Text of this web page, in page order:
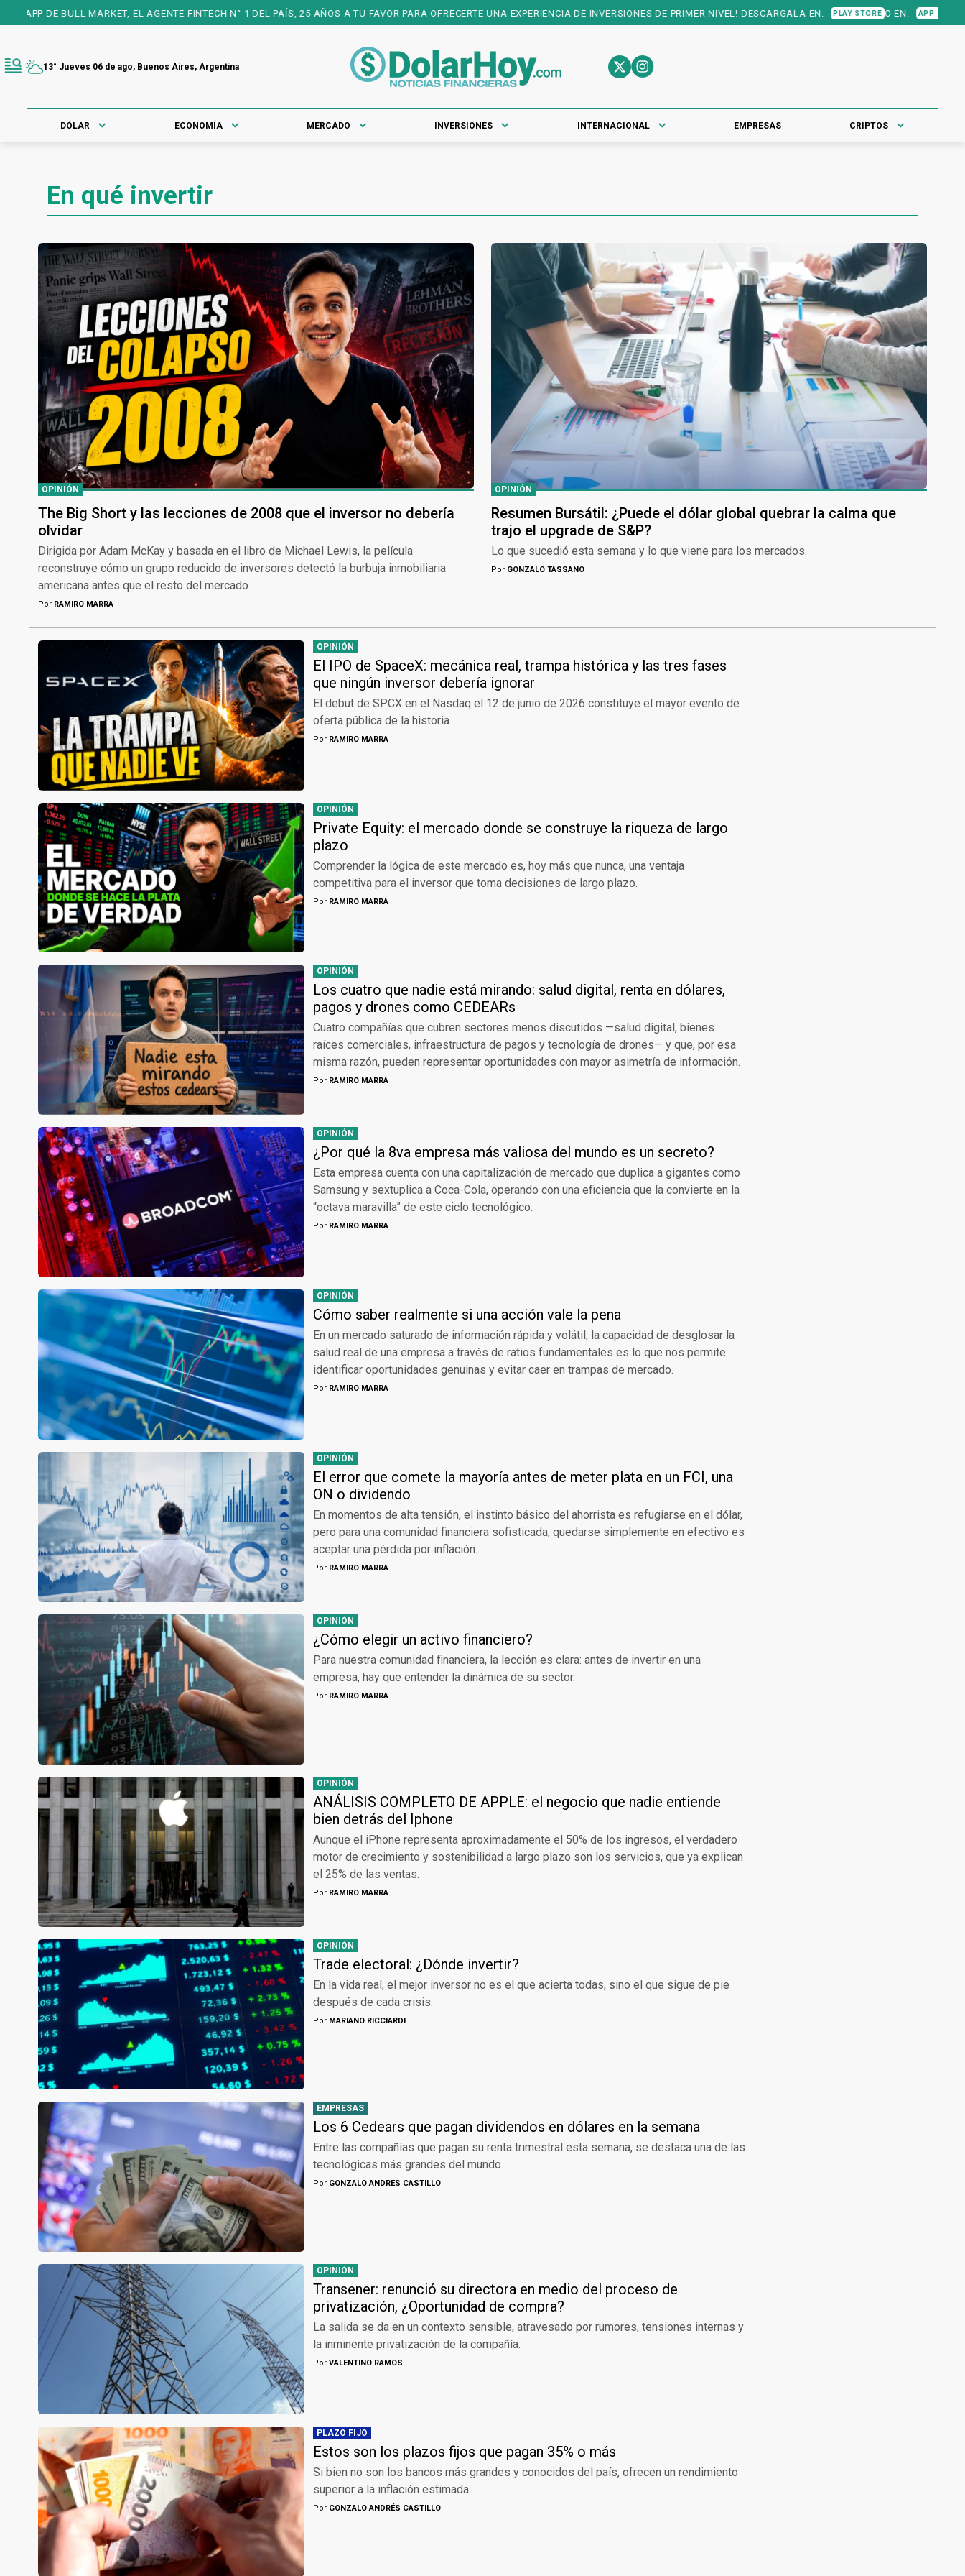
EL AGENTE FINTECH N° 1 DEL PAÍS, 25 AÑOS A TU FAVOR PARA OFRECERTE UNA EXPERIENCIA DE INVERSIONES DE PRIMER NIVEL! DESCARGALA EN: PLAY STORE O EN: APP STORE
13° Jueves 06 de ago, Buenos Aires, Argentina
DÓLAR ECONOMÍA MERCADO INVERSIONES INTERNACIONAL EMPRESAS CRIPTOS
En qué invertir
OPINIÓN
The Big Short y las lecciones de 2008 que el inversor no debería
olvidar
Dirigida por Adam McKay y basada en el libro de Michael Lewis, la película
reconstruye cómo un grupo reducido de inversores detectó la burbuja inmobiliaria
americana antes que el resto del mercado.
Por RAMIRO MARRA
OPINIÓN
Resumen Bursátil: ¿Puede el dólar global quebrar la calma que
trajo el upgrade de S&P?
Lo que sucedió esta semana y lo que viene para los mercados.
Por GONZALO TASSANO
OPINIÓN
El IPO de SpaceX: mecánica real, trampa histórica y las tres fases
que ningún inversor debería ignorar
El debut de SPCX en el Nasdaq el 12 de junio de 2026 constituye el mayor evento de
oferta pública de la historia.
Por RAMIRO MARRA
OPINIÓN
Private Equity: el mercado donde se construye la riqueza de largo
plazo
Comprender la lógica de este mercado es, hoy más que nunca, una ventaja
competitiva para el inversor que toma decisiones de largo plazo.
Por RAMIRO MARRA
OPINIÓN
Los cuatro que nadie está mirando: salud digital, renta en dólares,
pagos y drones como CEDEARs
Cuatro compañías que cubren sectores menos discutidos —salud digital, bienes
raíces comerciales, infraestructura de pagos y tecnología de drones— y que, por esa
misma razón, pueden representar oportunidades con mayor asimetría de información.
Por RAMIRO MARRA
OPINIÓN
¿Por qué la 8va empresa más valiosa del mundo es un secreto?
Esta empresa cuenta con una capitalización de mercado que duplica a gigantes como
Samsung y sextuplica a Coca-Cola, operando con una eficiencia que la convierte en la
“octava maravilla” de este ciclo tecnológico.
Por RAMIRO MARRA
OPINIÓN
Cómo saber realmente si una acción vale la pena
En un mercado saturado de información rápida y volátil, la capacidad de desglosar la
salud real de una empresa a través de ratios fundamentales es lo que nos permite
identificar oportunidades genuinas y evitar caer en trampas de mercado.
Por RAMIRO MARRA
OPINIÓN
El error que comete la mayoría antes de meter plata en un FCI, una
ON o dividendo
En momentos de alta tensión, el instinto básico del ahorrista es refugiarse en el dólar,
pero para una comunidad financiera sofisticada, quedarse simplemente en efectivo es
aceptar una pérdida por inflación.
Por RAMIRO MARRA
OPINIÓN
¿Cómo elegir un activo financiero?
Para nuestra comunidad financiera, la lección es clara: antes de invertir en una
empresa, hay que entender la dinámica de su sector.
Por RAMIRO MARRA
OPINIÓN
ANÁLISIS COMPLETO DE APPLE: el negocio que nadie entiende
bien detrás del Iphone
Aunque el iPhone representa aproximadamente el 50% de los ingresos, el verdadero
motor de crecimiento y sostenibilidad a largo plazo son los servicios, que ya explican
el 25% de las ventas.
Por RAMIRO MARRA
OPINIÓN
Trade electoral: ¿Dónde invertir?
En la vida real, el mejor inversor no es el que acierta todas, sino el que sigue de pie
después de cada crisis.
Por MARIANO RICCIARDI
EMPRESAS
Los 6 Cedears que pagan dividendos en dólares en la semana
Entre las compañías que pagan su renta trimestral esta semana, se destaca una de las
tecnológicas más grandes del mundo.
Por GONZALO ANDRÉS CASTILLO
OPINIÓN
Transener: renunció su directora en medio del proceso de
privatización, ¿Oportunidad de compra?
La salida se da en un contexto sensible, atravesado por rumores, tensiones internas y
la inminente privatización de la compañía.
Por VALENTINO RAMOS
PLAZO FIJO
Estos son los plazos fijos que pagan 35% o más
Si bien no son los bancos más grandes y conocidos del país, ofrecen un rendimiento
superior a la inflación estimada.
Por GONZALO ANDRÉS CASTILLO